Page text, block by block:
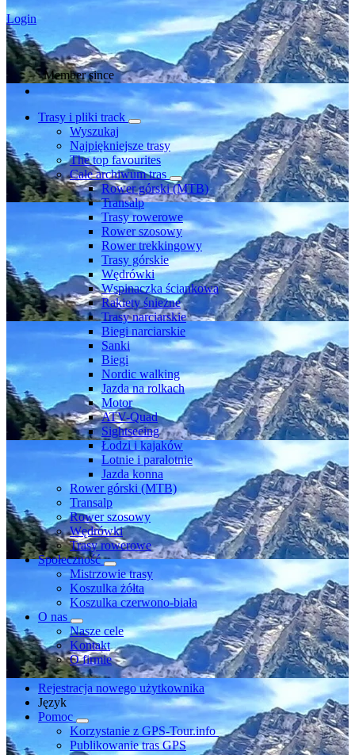
Login
Member since
Trasy i pliki track
Wyszukaj
Najpiękniejsze trasy
The top favourites
Całe archiwum tras
Rower górski (MTB)
Transalp
Trasy rowerowe
Rower szosowy
Rower trekkingowy
Trasy górskie
Wędrówki
Wspinaczka ściankowa
Rakiety śnieżne
Trasy narciarskie
Biegi narciarskie
Sanki
Biegi
Nordic walking
Jazda na rolkach
Motor
ATV-Quad
Sightseeing
Łodzi i kajaków
Lotnie i paralotnie
Jazda konna
Rower górski (MTB)
Transalp
Rower szosowy
Wędrówki
Trasy rowerowe
Społeczność
Mistrzowie trasy
Koszulka żółta
Koszulka czerwono-biała
O nas
Nasze cele
Kontakt
O firmie
Rejestracja nowego użytkownika
Język
Pomoc
Korzystanie z GPS-Tour.info
Publikowanie tras GPS